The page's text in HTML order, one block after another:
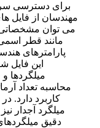
برای دسترسی
مهندسان از فایل
مانند قطر
پارامترهای
این فایل
میلگردها
محاسبه تعداد
کاربرد دارد.
میلگرد آجدار
دقیق